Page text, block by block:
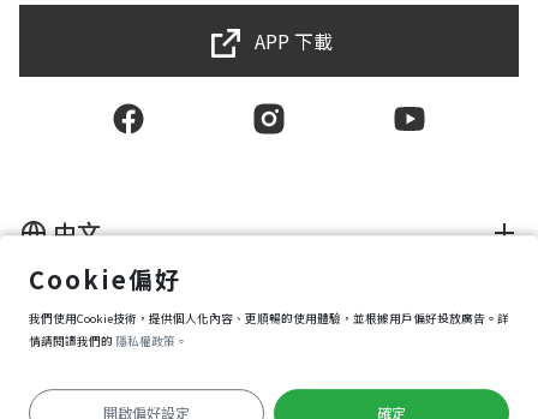
APP 下載
隱私權保護政策
資訊安全政策
中文
Cookie偏好
我們使用Cookie技術，提供個人化內容、更順暢的使用體驗，並根據用戶偏好投放廣告。詳
情請閱讀我們的 隱私權政策。
開啟偏好設定 確定